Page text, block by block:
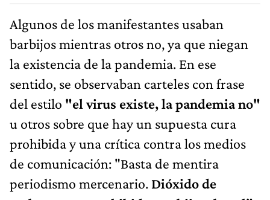
Algunos de los manifestantes usaban
barbijos mientras otros no, ya que niegan
la existencia de la pandemia. En ese
sentido, se observaban carteles con frase
del estilo "el virus existe, la pandemia no"
u otros sobre que hay un supuesta cura
prohibida y una crítica contra los medios
de comunicación: "Basta de mentira
periodismo mercenario. Dióxido de